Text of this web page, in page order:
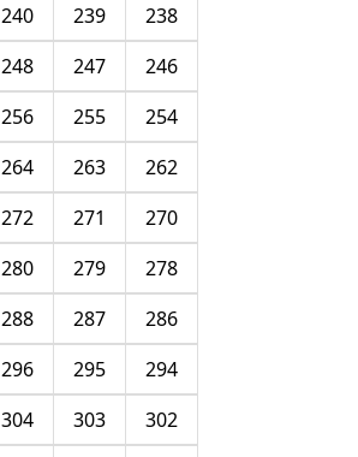
238
239
240
246
247
248
254
255
256
262
263
264
270
271
272
278
279
280
286
287
288
294
295
296
302
303
304